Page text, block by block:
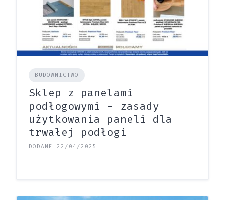
BUDOWNICTWO
Sklep z panelami
podłogowymi - zasady
użytkowania paneli dla
trwałej podłogi
DODANE 22/04/2025